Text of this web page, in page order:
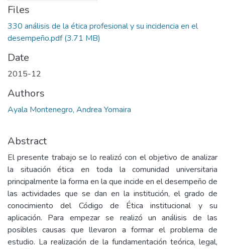
Files
330 análisis de la ética profesional y su incidencia en el
desempeño.pdf(3.71 MB)
Date
2015-12
Authors
Ayala Montenegro, Andrea Yomaira
Abstract
El presente trabajo se lo realizó con el objetivo de analizar
la situación ética en toda la comunidad universitaria
principalmente la forma en la que incide en el desempeño de
las actividades que se dan en la institución, el grado de
conocimiento del Código de Ética institucional y su
aplicación. Para empezar se realizó un análisis de las
posibles causas que llevaron a formar el problema de
estudio. La realización de la fundamentación teórica, legal,